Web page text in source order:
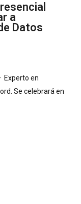
a
Datos
Experto en
Se celebrará en